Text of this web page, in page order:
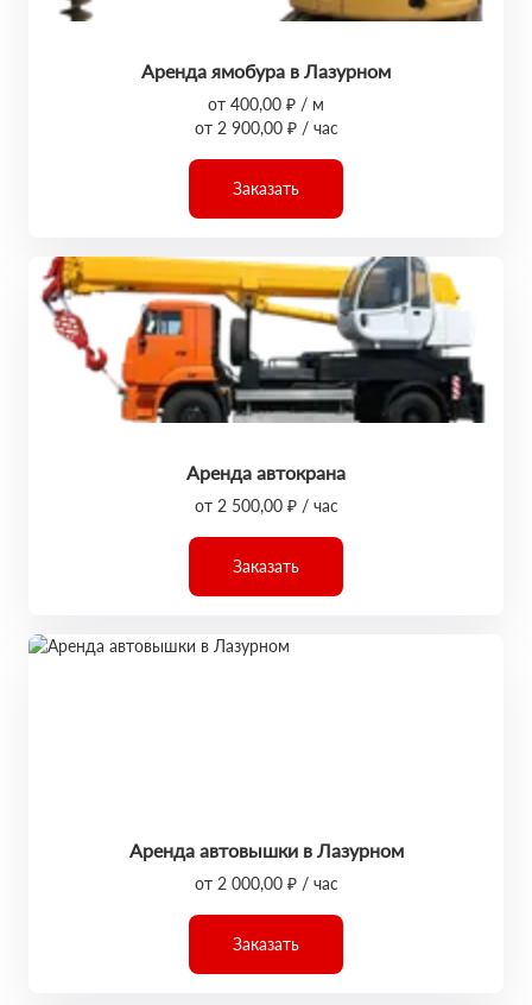
Аренда ямобура в Лазурном
от 400,00 ₽ / м
от 2 900,00 ₽ / час
Заказать
Аренда автокрана
от 2 500,00 ₽ / час
Заказать
Аренда автовышки в Лазурном
от 2 000,00 ₽ / час
Заказать